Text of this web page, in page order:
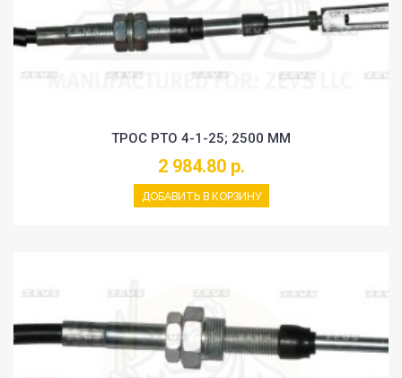
ТРОС PTO 4-1-25; 2500 MM
2 984.80 р.
ДОБАВИТЬ В КОРЗИНУ